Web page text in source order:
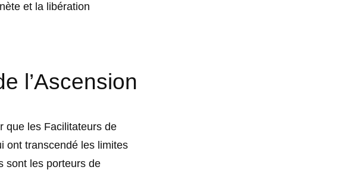
et la libération
l’Ascension
que les Facilitateurs de
ont transcendé les limites
sont les porteurs de